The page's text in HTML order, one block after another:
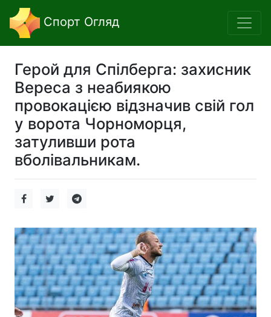
Спорт Огляд
Герой для Спілберга: захисник
Вереса з неабиякою
провокацією відзначив свій гол
у ворота Чорноморця,
затуливши рота
вболівальникам.